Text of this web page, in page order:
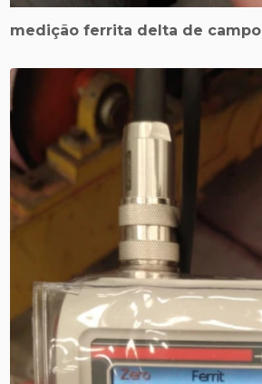
medição ferrita delta de campo